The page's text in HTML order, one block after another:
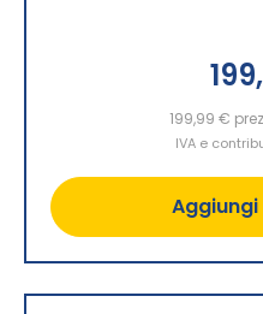
199,99 €
IVA e